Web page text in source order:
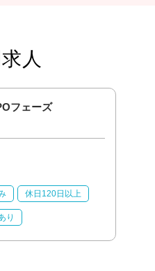
人
フェーズ
休日120日以上
り